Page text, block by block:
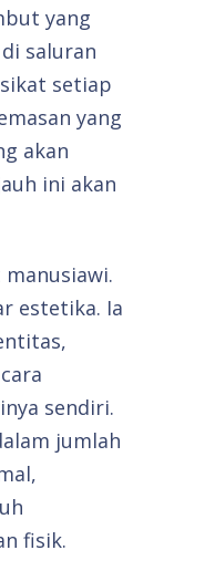
yang
saluran
setiap
yang
akan
ini akan
estetika. Ia
sendiri.
jumlah
fisik.